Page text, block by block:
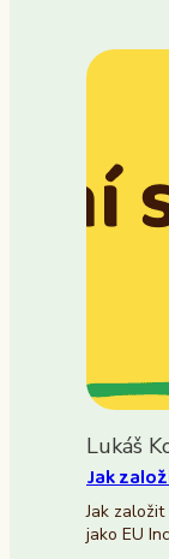
Lukáš
Jak
Jak
jako EU